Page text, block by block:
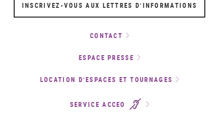
INSCRIVEZ-VOUS AUX LETTRES D’INFORMATIONS
CONTACT
ESPACE PRESSE
LOCATION D’ESPACES ET TOURNAGES
SERVICE ACCEO